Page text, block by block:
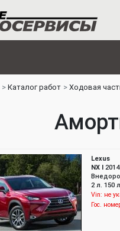
Каталог работ Ходовая
Lexus
NX I 2014
2 л. 150
Vin: не
Гос.